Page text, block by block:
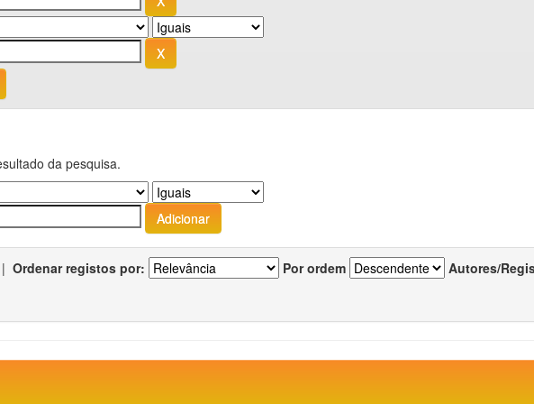
da pesquisa.
| Ordenar registos por: Por ordem Autores/